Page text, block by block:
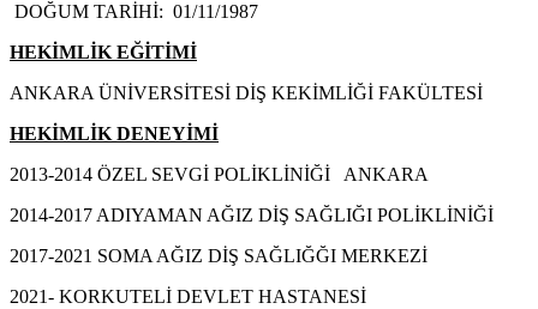
DOĞUM TARİHİ: 01/11/1987
HEKİMLİK EĞİTİMİ
ANKARA ÜNİVERSİTESİ DİŞ KEKİMLİĞİ FAKÜLTESİ
HEKİMLİK DENEYİMİ
2013-2014 ÖZEL SEVGİ POLİKLİNİĞİ ANKARA
2014-2017 ADIYAMAN AĞIZ DİŞ SAĞLIĞI POLİKLİNİĞİ
2017-2021 SOMA AĞIZ DİŞ SAĞLIĞĞI MERKEZİ
2021- KORKUTELİ DEVLET HASTANESİ